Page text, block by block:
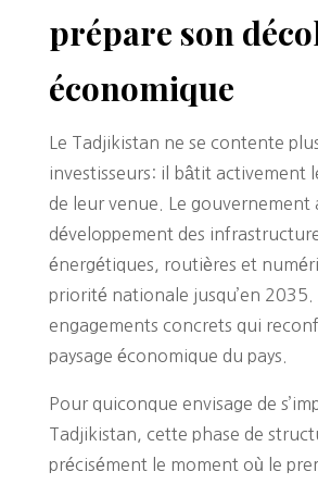
prépare son
économique
Le Tadjikistan ne se contente
investisseurs: il bâtit activement
de leur venue. Le gouvernement
développement des
énergétiques, routières et
priorité nationale jusqu’en 2035.
engagements concrets qui
paysage économique du pays.
Pour quiconque envisage de
Tadjikistan, cette phase de
précisément le moment où le